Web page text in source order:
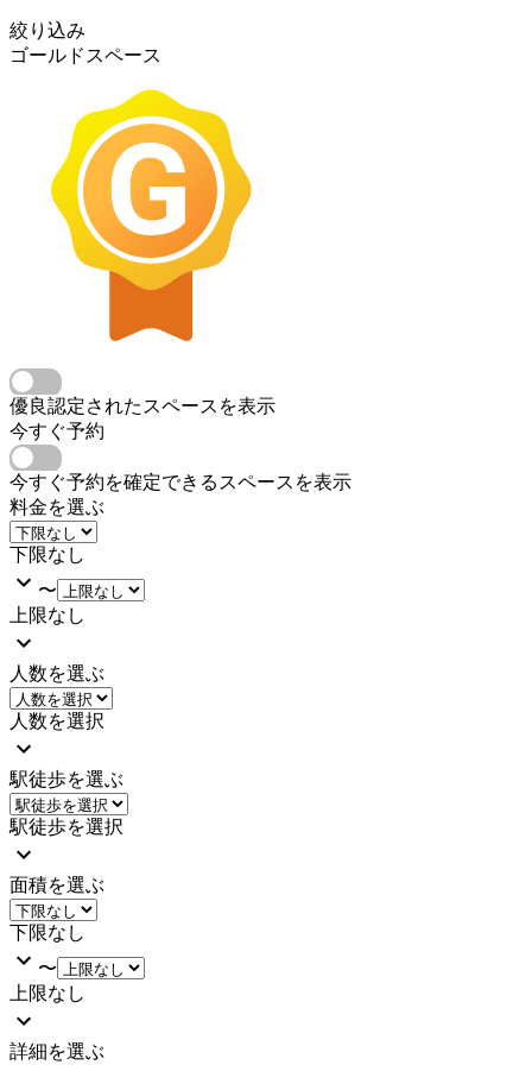
絞り込み
ゴールドスペース
優良認定されたスペースを表示
今すぐ予約
今すぐ予約を確定できるスペースを表示
料金を選ぶ
下限なし
〜
上限なし
人数を選ぶ
人数を選択
駅徒歩を選ぶ
駅徒歩を選択
面積を選ぶ
下限なし
〜
上限なし
詳細を選ぶ